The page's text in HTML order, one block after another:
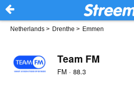
Netherlands > Drenthe > Emmen
Team FM
FM · 88.3